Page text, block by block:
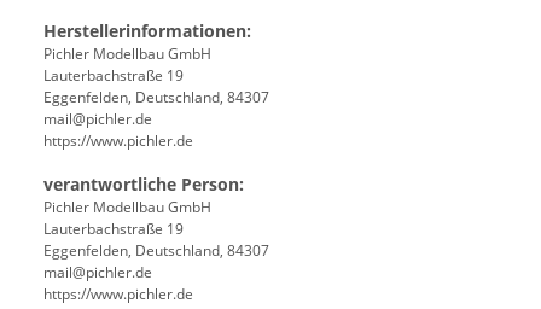
Herstellerinformationen:
Pichler Modellbau GmbH
Lauterbachstraße 19
Eggenfelden, Deutschland, 84307
mail@pichler.de
https://www.pichler.de
verantwortliche Person:
Pichler Modellbau GmbH
Lauterbachstraße 19
Eggenfelden, Deutschland, 84307
mail@pichler.de
https://www.pichler.de